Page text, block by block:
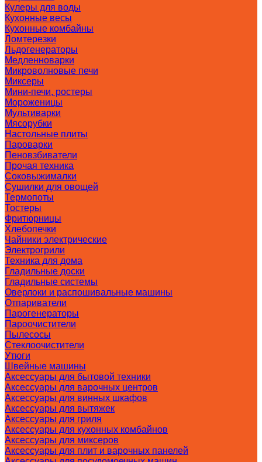
Кулеры для воды
Кухонные весы
Кухонные комбайны
Ломтерезки
Льдогенераторы
Медленноварки
Микроволновые печи
Миксеры
Мини-печи, ростеры
Мороженицы
Мультиварки
Мясорубки
Настольные плиты
Пароварки
Пеновзбиватели
Прочая техника
Соковыжималки
Сушилки для овощей
Термопоты
Тостеры
Фритюрницы
Хлебопечки
Чайники электрические
Электрогрили
Техника для дома
Гладильные доски
Гладильные системы
Оверлоки и распошивальные машины
Отпариватели
Парогенераторы
Пароочистители
Пылесосы
Стеклоочистители
Утюги
Швейные машины
Аксессуары для бытовой техники
Аксессуары для варочных центров
Аксессуары для винных шкафов
Аксессуары для вытяжек
Аксессуары для гриля
Аксессуары для кухонных комбайнов
Аксессуары для миксеров
Аксессуары для плит и варочных панелей